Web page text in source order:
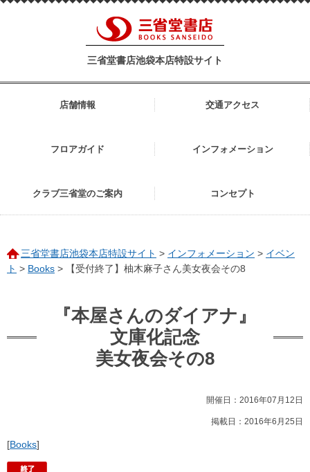
三省堂書店池袋本店特設サイト
店舗情報 交通アクセス
フロアガイド インフォメーション
クラブ三省堂のご案内 コンセプト
三省堂書店池袋本店特設サイト > インフォメーション > イベン
ト > Books > 【受付終了】柚木麻子さん美女夜会その8
『本屋さんのダイアナ』
文庫化記念
美女夜会その8
開催日：2016年07月12日
掲載日：2016年6月25日
[Books]